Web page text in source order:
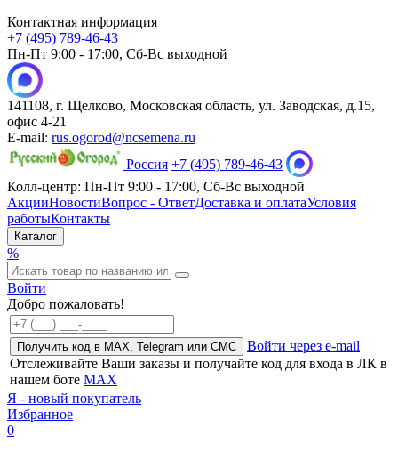
Контактная информация
+7 (495) 789-46-43
Пн-Пт 9:00 - 17:00, Сб-Вс выходной
141108, г. Щелково, Московская область, ул. Заводская, д.15,
офис 4-21
E-mail: rus.ogorod@ncsemena.ru
Россия +7 (495) 789-46-43
Колл-центр: Пн-Пт 9:00 - 17:00, Сб-Вс выходной
АкцииНовостиВопрос - ОтветДоставка и оплатаУсловия
работыКонтакты
Каталог
%
Войти
Добро пожаловать!
Получить код в MAX, Telegram или СМС
Войти через e-mail
Отслеживайте Ваши заказы и получайте код для входа в ЛК в
нашем боте MAX
Я - новый покупатель
Избранное
0